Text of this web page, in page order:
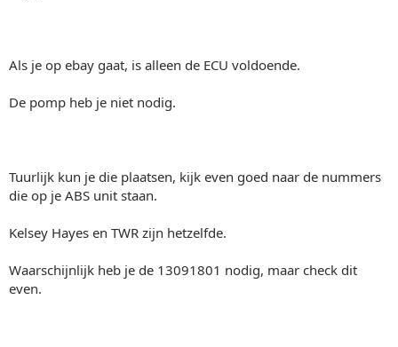
Als je op ebay gaat, is alleen de ECU voldoende.
De pomp heb je niet nodig.
Tuurlijk kun je die plaatsen, kijk even goed naar de nummers
die op je ABS unit staan.
Kelsey Hayes en TWR zijn hetzelfde.
Waarschijnlijk heb je de 13091801 nodig, maar check dit
even.